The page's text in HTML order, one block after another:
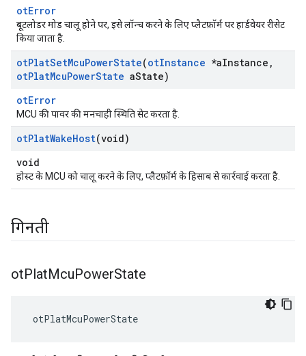
otError
बूटलोडर मोड चालू होने पर, इसे लॉन्च करने के लिए प्लैटफ़ॉर्म पर हार्डवेयर रीसेट
किया जाता है.
otPlatSetMcuPowerState(otInstance *aInstance ,
otPlatMcuPowerState aState)
otError
MCU की पावर की मनचाही स्थिति सेट करता है.
otPlatWakeHost(void)
void
होस्ट के MCU को चालू करने के लिए, प्लैटफ़ॉर्म के हिसाब से कार्रवाई करता है.
गिनती
otPlatMcuPowerState
otPlatMcuPowerState